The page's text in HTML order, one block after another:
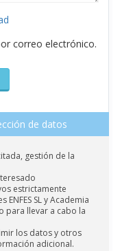
correo electrónico.
de datos
gestión de la
estrictamente
SL y Academia
para llevar a cabo la
los datos y otros
adicional.